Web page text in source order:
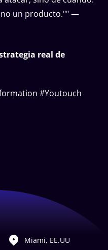
no un producto."" —
real de
#Youtouch
Miami, EE.UU